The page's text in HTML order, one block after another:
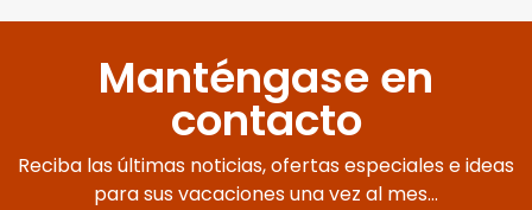
Manténgase en
contacto
Reciba las últimas noticias, ofertas especiales e ideas
para sus vacaciones una vez al mes...